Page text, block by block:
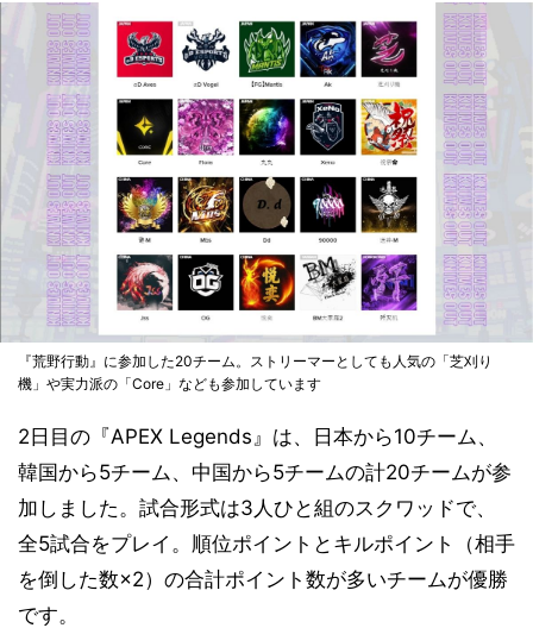
『荒野行動』に参加した20チーム。ストリーマーとしても人気の「芝刈り
機」や実力派の「Core」なども参加しています
2日目の『APEX Legends』は、日本から10チーム、
韓国から5チーム、中国から5チームの計20チームが参
加しました。試合形式は3人ひと組のスクワッドで、
全5試合をプレイ。順位ポイントとキルポイント（相手
を倒した数×2）の合計ポイント数が多いチームが優勝
です。